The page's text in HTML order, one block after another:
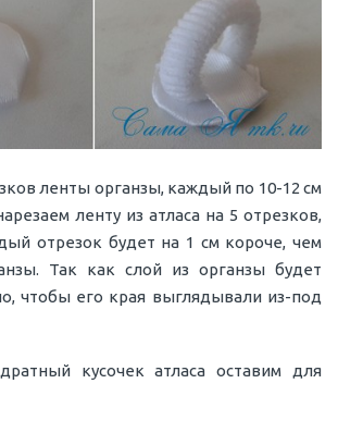
ленты органзы, каждый по 10-12 см
ленту из атласа на 5 отрезков,
отрезок будет на 1 см короче, чем
Так как слой из органзы будет
чтобы его края выглядывали из-под
кусочек атласа оставим для